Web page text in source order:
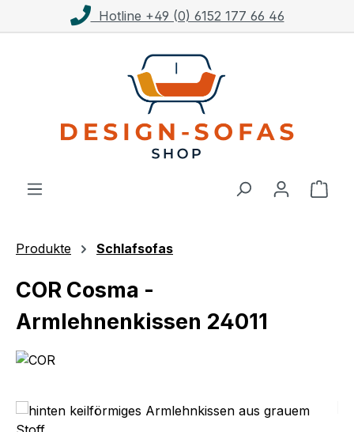
Zum Hauptinhalt springen
Hotline +49 (0) 6152 177 66 46
Produkte Schlafsofas
COR Cosma -
Armlehnenkissen 24011
Bildergalerie überspringen